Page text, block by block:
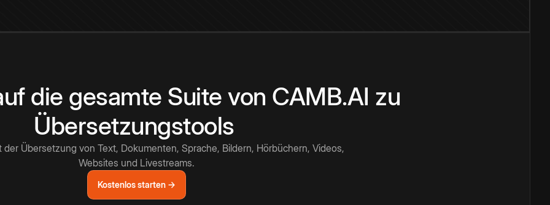
die gesamte Suite von CAMB.AI zu
Übersetzungstools
der Übersetzung von Text, Dokumenten, Sprache, Bildern, Hörbüchern, Videos,
Websites und Livestreams.
Kostenlos starten →